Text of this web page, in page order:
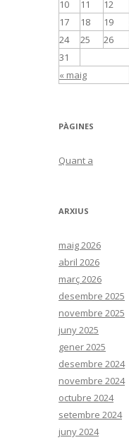
« maig
10
11 12
17
18 19
24
25 26
31
PÀGINES
Quant a
ARXIUS
maig 2026
abril 2026
març 2026
desembre 2025
novembre 2025
juny 2025
gener 2025
desembre 2024
novembre 2024
octubre 2024
setembre 2024
juny 2024